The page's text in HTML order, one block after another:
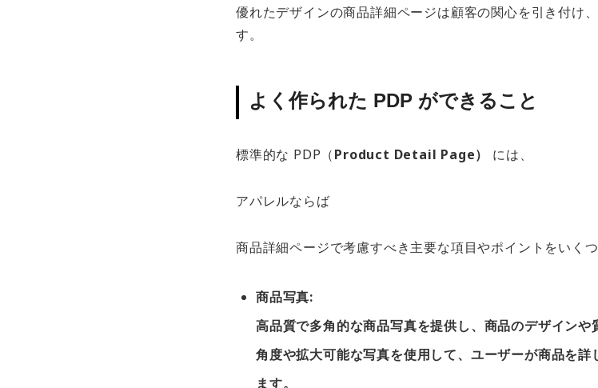
優れたデザインの商品詳細ページは顧客の関心を引き付け
す。
よく作られた PDP ができること
標準的な PDP（Product Detail Page） には、
アパレルならば
商品詳細ページで考慮すべき主要な項目やポイントをいくつ
商品写真:
高品質で多角的な商品写真を提供し、商品のデザイン
角度や拡大可能な写真を使用して、ユーザーが商品を詳
ます。